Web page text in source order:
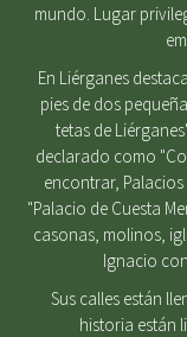
mundo. Lugar
En Liérganes
pies de dos
tetas de
declarado como
encontrar,
"Palacio de Cuesta
casonas, molinos,
Ignacio
Sus calles están
historia están